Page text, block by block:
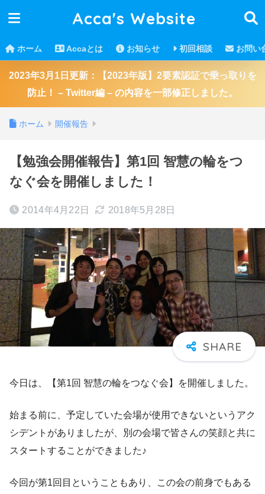
Acca's Website
ホーム Accaとは お知らせ 初回相談 お問い
2023年3月1日更新：【2023年版】2要素認証で乗っ取りを
防止！ – Twitter編 – の内容を一部修正しました。
ホーム 開催報告
【勉強会開催報告】第1回 智慧の輪をつ
なぐ会を開催しました！
2014年4月22日 2018年5月28日
今日は、【第1回 智慧の輪をつなぐ会】を開催しました。
始まる前に、予定していた会場が使用できないというアク
シデントがありましたが、別の会場で皆さんの笑顔と共に
スタートすることができました♪
今回が第1回目ということもあり、この会の前身でもある